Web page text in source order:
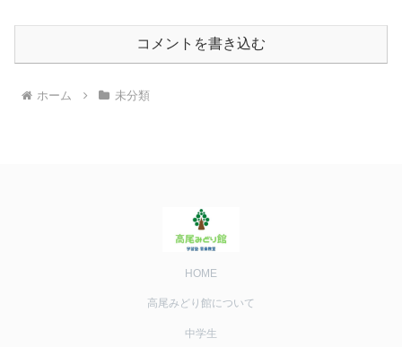
コメントを書き込む
ホーム 未分類
HOME
高尾みどり館について
中学生